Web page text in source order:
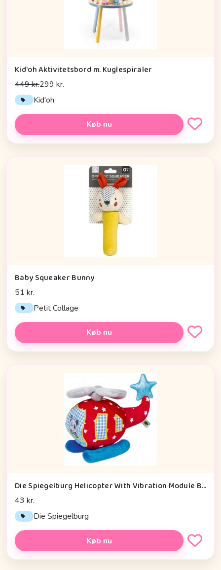
Kid'oh Aktivitetsbord m. Kuglespiraler
449 kr.299 kr.
Kid'oh
Køb nu
Baby Squeaker Bunny
51 kr.
Petit Collage
Køb nu
Die Spiegelburg Helicopter With Vibration Module Baby Charms - Legetøj
43 kr.
Die Spiegelburg
Køb nu